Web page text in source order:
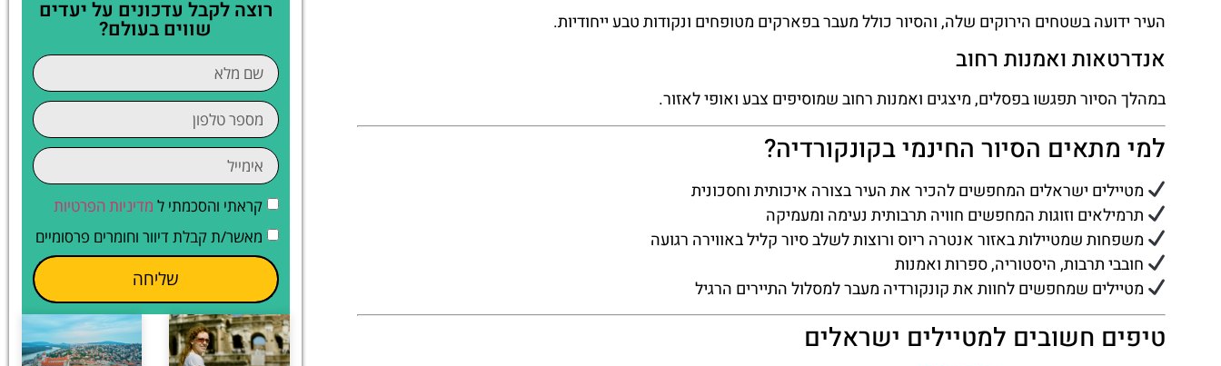
העיר ידועה בשטחים הירוקים שלה, והסיור כולל מעבר בפארקים מטופחים ונקודות טבע ייחודיות.
אנדרטאות ואמנות רחוב
במהלך הסיור תפגשו בפסלים, מיצגים ואמנות רחוב שמוסיפים צבע ואופי לאזור.
למי מתאים הסיור החינמי בקונקורדיה?
מטיילים ישראלים המחפשים להכיר את העיר בצורה איכותית וחסכונית
תרמילאים וזוגות המחפשים חוויה תרבותית נעימה ומעמיקה
משפחות שמטיילות באזור אנטרה ריוס ורוצות לשלב סיור קליל באווירה רגועה
חובבי תרבות, היסטוריה, ספרות ואמנות
מטיילים שמחפשים לחוות את קונקורדיה מעבר למסלול התיירים הרגיל
טיפים חשובים למטיילים ישראלים
רוצה לקבל עדכונים על יעדים
שווים בעולם?
קראתי והסכמתי ל מדיניות הפרטיות
מאשר/ת קבלת דיוור וחומרים פרסומיים
שליחה